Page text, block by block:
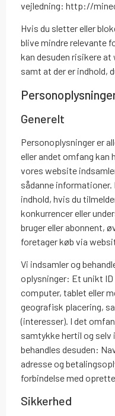
vejledning: http://
Hvis du sletter eller
blive mindre relevante
kan desuden risikere
samt at der er indhold,
Generelt
Personoplysninger er
eller andet omfang kan
vores website
sådanne informationer.
indhold, hvis du
konkurrencer eller
bruger eller abonnent,
foretager køb via
Vi indsamler og
oplysninger: Et unikt
computer, tablet eller
geografisk placering,
(interesser). I det
samtykke hertil og
behandles desuden:
adresse og
forbindelse med
Sikkerhed